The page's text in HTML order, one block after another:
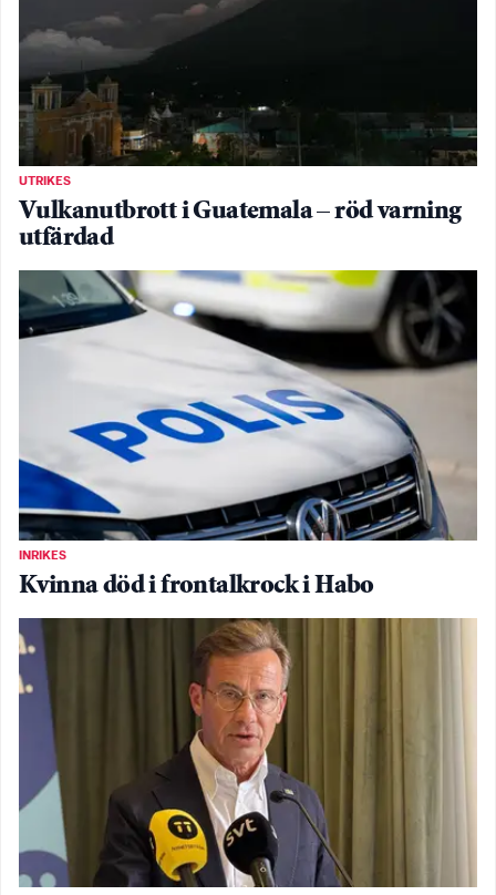
UTRIKES
Vulkanutbrott i Guatemala – röd varning
utfärdad
INRIKES
Kvinna död i frontalkrock i Habo